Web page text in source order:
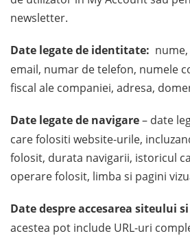
newsletter.
Date legate de identitate:
email, numar de telefon, numele
fiscal ale companiei, adresa,
Date legate de navigare– date
care folositi website-urile,
folosit, durata navigarii, istoricul
operare folosit, limba si pagini
Date despre accesarea siteului
acestea pot include URL-uri